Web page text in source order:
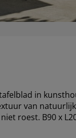
in
van
roest. B90 x